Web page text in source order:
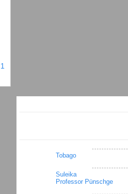
Tobago
Suleika
Professor Pünschge